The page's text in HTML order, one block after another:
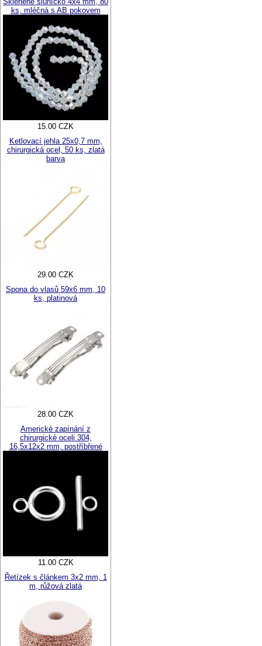
ks, mléčná s AB pokovem
15.00 CZK
Ketlovací jehla 25x0,7 mm,
chirurgická ocel, 50 ks, zlatá
barva
29.00 CZK
Spona do vlasů 59x6 mm, 10
ks, platinová
28.00 CZK
Americké zapínání z
chirurgické oceli 304,
16,5x12x2 mm, postříbřené
11.00 CZK
Řetízek s článkem 3x2 mm, 1
m, růžová zlatá